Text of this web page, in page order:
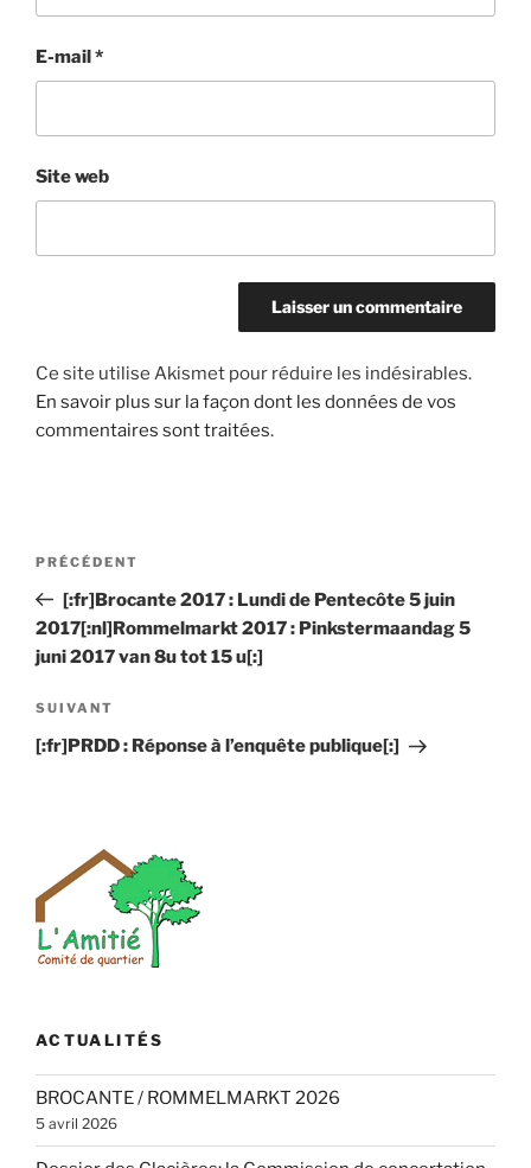
E-mail*
Site web
Ce site utilise Akismet pour réduire les indésirables.
En savoir plus sur la façon dont les données de vos
commentaires sont traitées.
Navigation
l’article
Article
précédent
PRÉCÉDENT
[:fr]Brocante 2017 : Lundi de Pentecôte 5 juin
2017[:nl]Rommelmarkt 2017 : Pinkstermaandag 5
juni 2017 van 8u tot 15 u[:]
Article
suivant
SUIVANT
[:fr]PRDD : Réponse à l’enquête publique[:]
ACTUALITÉS
BROCANTE / ROMMELMARKT 2026
5 avril 2026